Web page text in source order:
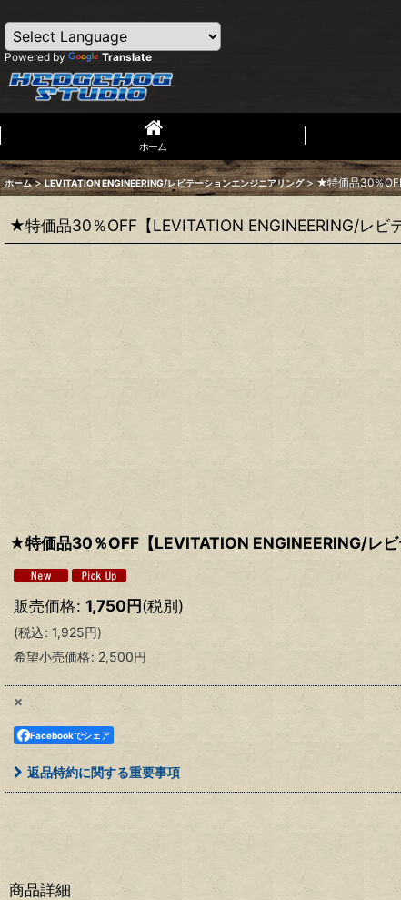
Powered by Translate
ホーム
ホーム > LEVITATION ENGINEERING/レビテーションエンジニアリング > ★特価品30％
★特価品30％OFF【LEVITATION ENGINEERING/レビ
★特価品30％OFF【LEVITATION ENGINEERING/レビ
販売価格: 1,750円(税別)
(税込: 1,925円)
希望小売価格: 2,500円
×
Facebookでシェア
返品特約に関する重要事項
商品詳細